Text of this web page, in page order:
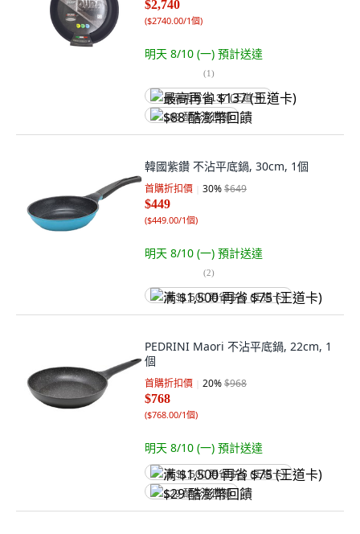
$2,740
($2740.00/1個)
明天 8/10 (一) 預計送達
(1)
最高再省 $137 (王道卡)
$88 酷澎幣回饋
韓國紫鑽 不沾平底鍋, 30cm, 1個
首購折扣價 30%$649
$449
($449.00/1個)
明天 8/10 (一) 預計送達
(2)
满 $1,500 再省 $75 (王道卡)
PEDRINI Maori 不沾平底鍋, 22cm, 1
個
首購折扣價 20%$968
$768
($768.00/1個)
明天 8/10 (一) 預計送達
满 $1,500 再省 $75 (王道卡)
$29 酷澎幣回饋